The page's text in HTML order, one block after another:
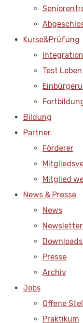
Kurse&Prüfung
Test
Bildung
Partner
Förderer
Mitglied
News & Presse
News
Newsletter
Presse
Archiv
Jobs
Offene
Praktikum